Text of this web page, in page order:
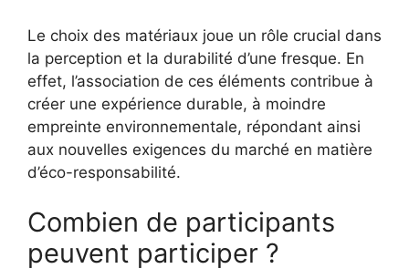
Le choix des matériaux joue un rôle crucial dans
la perception et la durabilité d’une fresque. En
effet, l’association de ces éléments contribue à
créer une expérience durable, à moindre
empreinte environnementale, répondant ainsi
aux nouvelles exigences du marché en matière
d’éco-responsabilité.
Combien de participants
peuvent participer ?